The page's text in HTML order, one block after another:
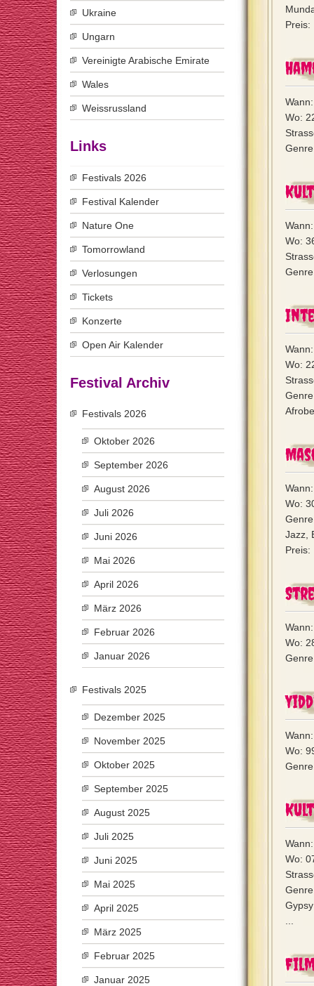
Preis:
Wo:
Wo:
Wo:
Wo:
Jazz,
Preis:
Wo:
Wo:
Wo:
Ukraine
Ungarn
Vereinigte Arabische Emirate
Wales
Weissrussland
Links
Festivals 2026
Festival Kalender
Nature One
Tomorrowland
Verlosungen
Tickets
Konzerte
Open Air Kalender
Festival Archiv
Festivals 2026
Oktober 2026
September 2026
August 2026
Juli 2026
Juni 2026
Mai 2026
April 2026
März 2026
Februar 2026
Januar 2026
Festivals 2025
Dezember 2025
November 2025
Oktober 2025
September 2025
August 2025
Juli 2025
Juni 2025
Mai 2025
April 2025
März 2025
Februar 2025
Januar 2025